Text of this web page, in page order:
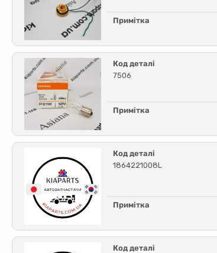
Примітка
Код деталі
7506
Примітка
Код деталі
1864221008L
Примітка
Код деталі